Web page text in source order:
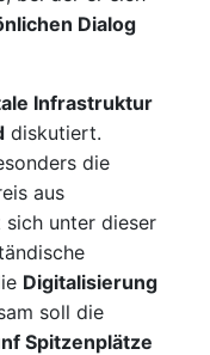
Dialog
Infrastruktur
diskutiert.
die
aus
sich unter dieser
Digitalisierung
soll die
Spitzenplätze